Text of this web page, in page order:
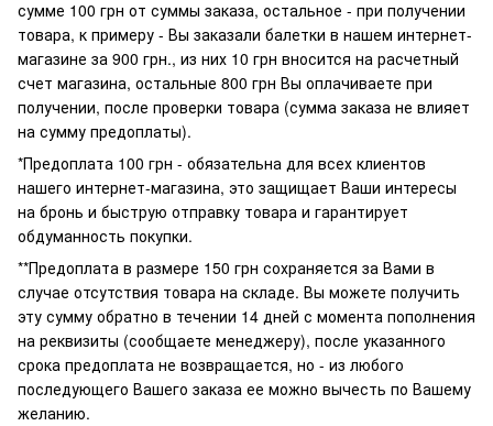
сумме 100 грн от суммы заказа, остальное - при получении
товара, к примеру - Вы заказали балетки в нашем интернет-
магазине за 900 грн., из них 10 грн вносится на расчетный
счет магазина, остальные 800 грн Вы оплачиваете при
получении, после проверки товара (сумма заказа не влияет
на сумму предоплаты).
*Предоплата 100 грн - обязательна для всех клиентов
нашего интернет-магазина, это защищает Ваши интересы
на бронь и быструю отправку товара и гарантирует
обдуманность покупки.
**Предоплата в размере 150 грн сохраняется за Вами в
случае отсутствия товара на складе. Вы можете получить
эту сумму обратно в течении 14 дней с момента пополнения
на реквизиты (сообщаете менеджеру), после указанного
срока предоплата не возвращается, но - из любого
последующего Вашего заказа ее можно вычесть по Вашему
желанию.